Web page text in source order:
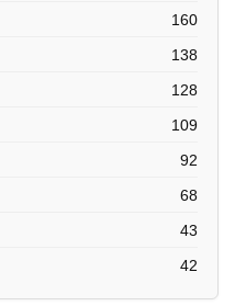
160
138
128
109
92
68
43
42